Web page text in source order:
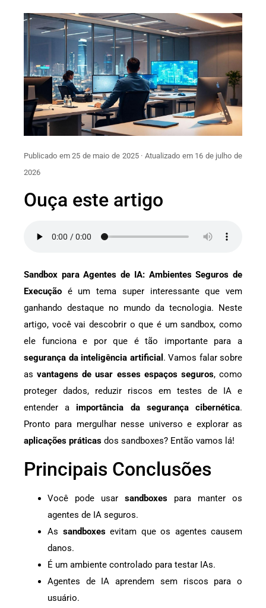
Publicado em 25 de maio de 2025 · Atualizado em 16 de julho de
2026
Ouça este artigo
Sandbox para Agentes de IA: Ambientes Seguros de
Execução é um tema super interessante que vem
ganhando destaque no mundo da tecnologia. Neste
artigo, você vai descobrir o que é um sandbox, como
ele funciona e por que é tão importante para a
segurança da inteligência artificial . Vamos falar sobre
asvantagens de usar esses espaços seguros, como
proteger dados, reduzir riscos em testes de IA e
entender a importância da segurança cibernética.
Pronto para mergulhar nesse universo e explorar as
aplicações práticas dos sandboxes? Então vamos lá!
Principais Conclusões
Você pode usar sandboxes para manter os
agentes de IA seguros.
As sandboxesevitam que os agentes causem
danos.
É um ambiente controlado para testar IAs.
Agentes de IA aprendem sem riscos para o
usuário.